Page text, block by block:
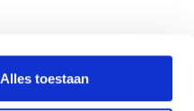
Alles toestaan